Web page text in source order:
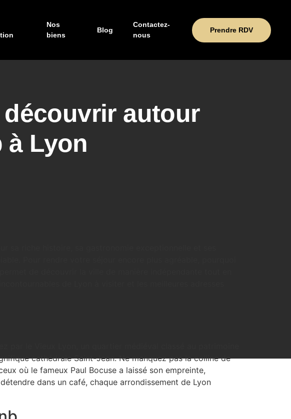
Nos
biens
Blog
Contactez-
nous
Prendre RDV
autour
à Lyon
cathédrale Saint-Jean. Ne manquez pas la colline de
où le fameux Paul Bocuse a laissé son empreinte,
dans un café, chaque arrondissement de Lyon